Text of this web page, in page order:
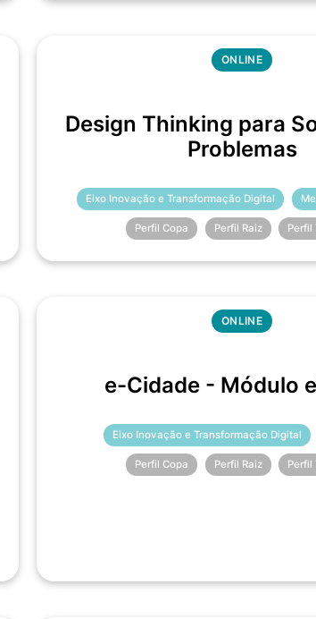
ONLINE
Design Thinking para
Problemas
Eixo Inovação e Transformação Digital
Perfil Copa Perfil Raiz Perfil
ONLINE
e-Cidade - Módulo
Eixo Inovação e Transformação Digital
Perfil Copa Perfil Raiz Perfil